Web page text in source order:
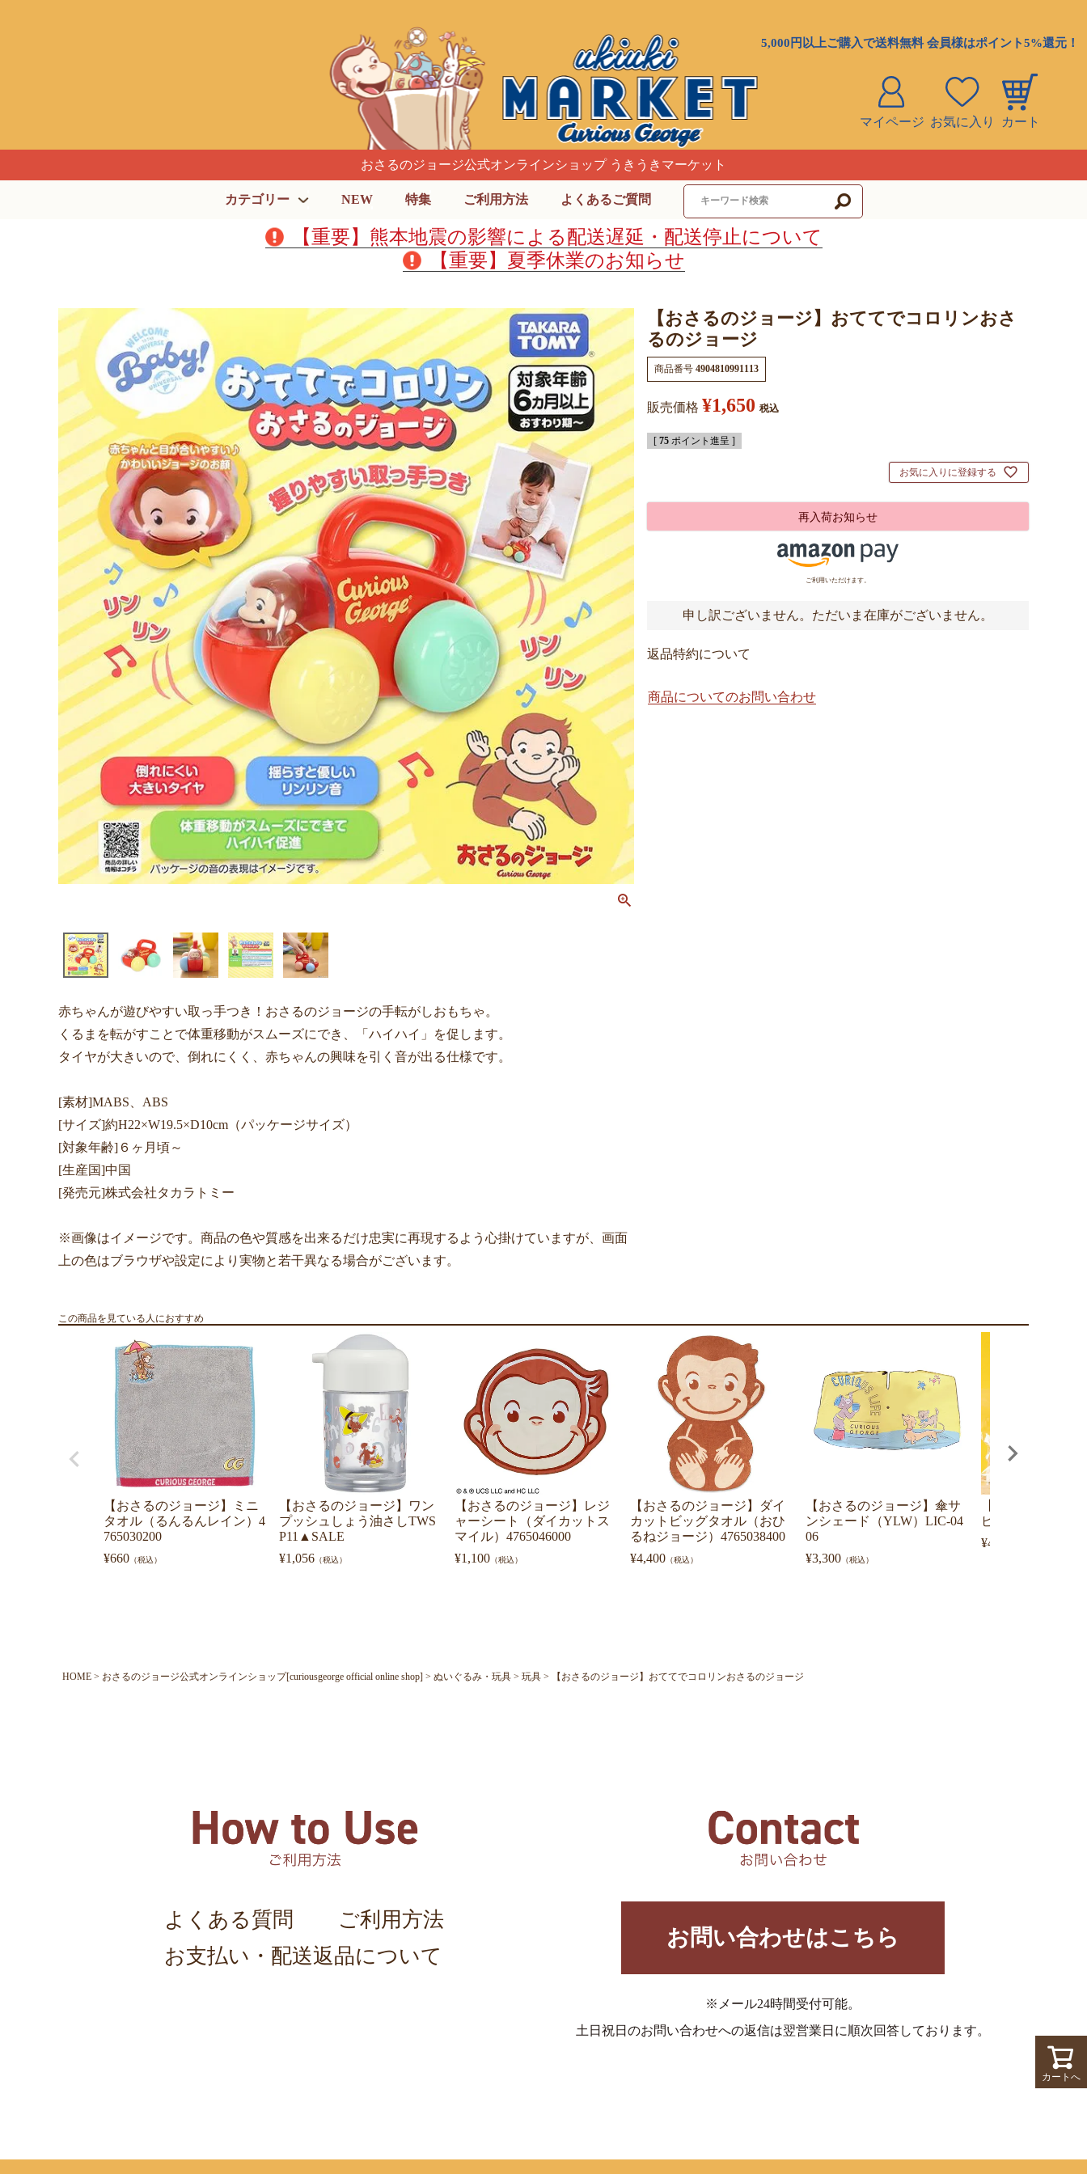
5,000円以上ご購入で送料無料 会員様はポイント5%還元！
マイページ お気に入り カート
おさるのジョージ公式オンラインショップ うきうきマーケット
カテゴリー NEW 特集 ご利用方法 よくあるご質問
【重要】熊本地震の影響による配送遅延・配送停止について
【重要】夏季休業のお知らせ
【おさるのジョージ】おててでコロリンおさ
るのジョージ
商品番号 4904810991113
販売価格 ¥1,650 税込
[ 75 ポイント進呈 ]
お気に入りに登録する
再入荷お知らせ
ご利用いただけます。
申し訳ございません。ただいま在庫がございません。
返品特約について
商品についてのお問い合わせ
赤ちゃんが遊びやすい取っ手つき！おさるのジョージの手転がしおもちゃ。
くるまを転がすことで体重移動がスムーズにでき、「ハイハイ」を促します。
タイヤが大きいので、倒れにくく、赤ちゃんの興味を引く音が出る仕様です。
[素材]MABS、ABS
[サイズ]約H22×W19.5×D10cm（パッケージサイズ）
[対象年齢]６ヶ月頃～
[生産国]中国
[発売元]株式会社タカラトミー
※画像はイメージです。商品の色や質感を出来るだけ忠実に再現するよう心掛けていますが、画面
上の色はブラウザや設定により実物と若干異なる場合がございます。
この商品を見ている人におすすめ
【おさるのジョージ】ミニ
タオル（るんるんレイン）4
765030200
¥660 （税込）
【おさるのジョージ】ワン
プッシュしょう油さしTWS
P11▲SALE
¥1,056 （税込）
【おさるのジョージ】レジ
ャーシート（ダイカットス
マイル）4765046000
¥1,100 （税込）
【おさるのジョージ】ダイ
カットビッグタオル（おひ
るねジョージ）4765038400
¥4,400 （税込）
【おさるのジョージ】傘サ
ンシェード（YLW）LIC-04
06
¥3,300 （税込）
ピングサービス
¥400
カートへ
HOME おさるのジョージ公式オンラインショップ[curiousgeorge official online shop] ぬいぐるみ・玩具 玩具 【おさるのジョージ】おててでコロリンおさるのジョージ
よくある質問
ご利用方法
お支払い・配送返品について
お問い合わせはこちら
※メール24時間受付可能。
土日祝日のお問い合わせへの返信は翌営業日に順次回答しております。